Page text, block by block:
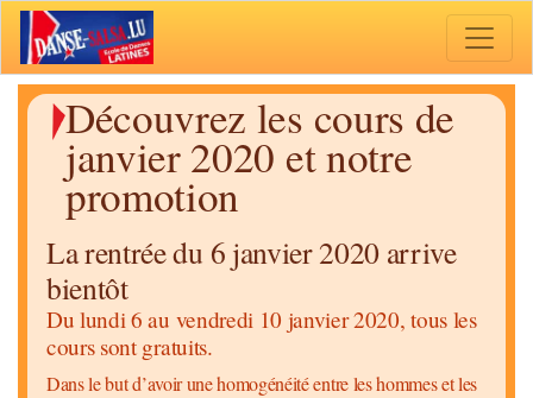
Découvrez les cours de
janvier 2020 et notre
promotion
La rentrée du 6 janvier 2020 arrive
bientôt
Du lundi 6 au vendredi 10 janvier 2020, tous les
cours sont gratuits.
Dans le but d’avoir une homogénéité entre les hommes et les